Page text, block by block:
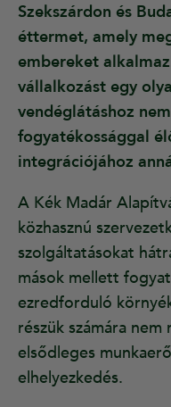
Szekszárdon és
éttermet, amely
embereket
vállalkozást egy
vendéglátáshoz
fogyatékossággal
integrációjához
A Kék Madár
közhasznú
szolgáltatásokat
mások mellett
ezredforduló
részük számára
elsődleges
elhelyezkedés.